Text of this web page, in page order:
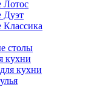
Лотос
Дуэт
столы
кухни
кухни